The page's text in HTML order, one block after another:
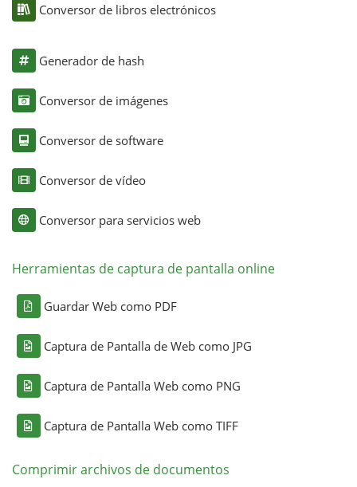
Conversor de libros electrónicos
Generador de hash
Conversor de imágenes
Conversor de software
Conversor de vídeo
Conversor para servicios web
Herramientas de captura de pantalla online
Guardar Web como PDF
Captura de Pantalla de Web como JPG
Captura de Pantalla Web como PNG
Captura de Pantalla Web como TIFF
Comprimir archivos de documentos